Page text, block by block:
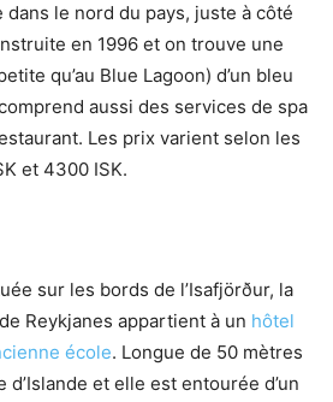
le nord du pays, juste à côté
en 1996 et on trouve une
qu’au Blue Lagoon) d’un bleu
aussi des services de spa
Les prix varient selon les
et 4300 ISK.
sur les bords de l’Isafjörður, la
Reykjanes appartient à un hôtel
école. Longue de 50 mètres
d’Islande et elle est entourée d’un